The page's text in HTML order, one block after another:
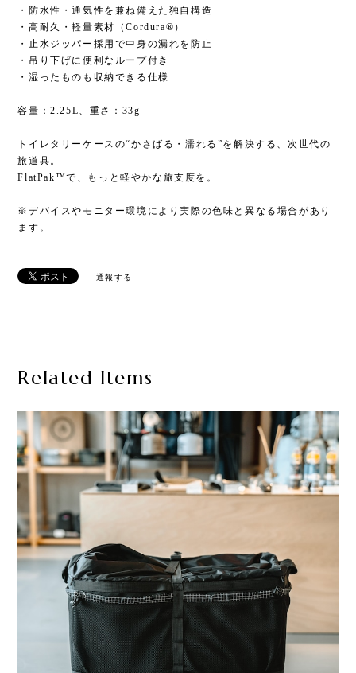
・防水性・通気性を兼ね備えた独自構造
・高耐久・軽量素材（Cordura®）
・止水ジッパー採用で中身の漏れを防止
・吊り下げに便利なループ付き
・湿ったものも収納できる仕様
容量：2.25L、重さ：33g
トイレタリーケースの“かさばる・濡れる”を解決する、次世代の
旅道具。
FlatPak™で、もっと軽やかな旅支度を。
※デバイスやモニター環境により実際の色味と異なる場合があり
ます。
通報する
Related Items